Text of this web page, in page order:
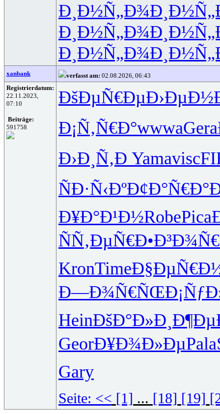
Ð¸Ð½Ñ„Ð¾
Ð¸Ð½Ñ„Ð¾
Ð¸Ð½Ñ„Ð¾
xanbank verfasst am: 02.08.2026, 06:43
Registrierdatum:
22.11.2023,
07:10
Beiträge:
591758
ÐšÐµÑ€Ðµ
Ð¡Ñ‚Ñ€Ð°wwwaGera
Ð›Ð¸Ñ‚Ð Yamavisc
ÑÐ·Ñ‹ÐºÐ¢Ð°Ñ€Ð°
Ð¥Ð°Ð¹Ð½RobePica
ÑÑ‚ÐµÑ€Ð•Ð³Ð¾Ñ€
KronTime
Ð—Ð¾Ñ€ÑŒ
HeinÐšÐ°Ð»Ð¸
GeorÐ¥Ð¾Ð»ÐµPala
Gary
Seite: << [1] ... [18] [19]